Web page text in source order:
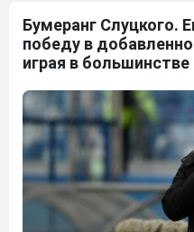
Бумеранг Слуцкого.
победу в
играя в большинстве